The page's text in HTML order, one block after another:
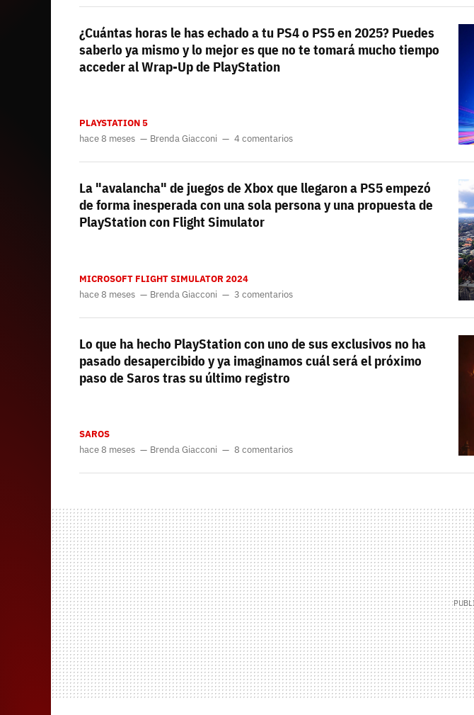
¿Cuántas horas le has echado a tu PS4 o PS5 en 2025? Puedes
saberlo ya mismo y lo mejor es que no te tomará mucho tiempo
acceder al Wrap-Up de PlayStation
PLAYSTATION 5
hace 8 meses
Brenda Giacconi 4 comentarios
La "avalancha" de juegos de Xbox que llegaron a PS5 empezó
de forma inesperada con una sola persona y una propuesta de
PlayStation con Flight Simulator
MICROSOFT FLIGHT SIMULATOR 2024
hace 8 meses
Brenda Giacconi 3 comentarios
Lo que ha hecho PlayStation con uno de sus exclusivos no ha
pasado desapercibido y ya imaginamos cuál será el próximo
paso de Saros tras su último registro
SAROS
hace 8 meses
Brenda Giacconi 8 comentarios